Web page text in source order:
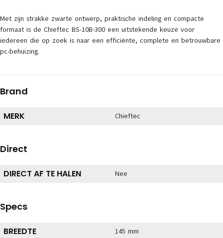
Met zijn strakke zwarte ontwerp, praktische indeling en compacte
formaat is de Chieftec BS-10B-300 een uitstekende keuze voor
iedereen die op zoek is naar een efficiënte, complete en betrouwbare
pc-behuizing.
Brand
MERK Chieftec
Direct
DIRECT AF TE HALEN Nee
Specs
BREEDTE 145 mm